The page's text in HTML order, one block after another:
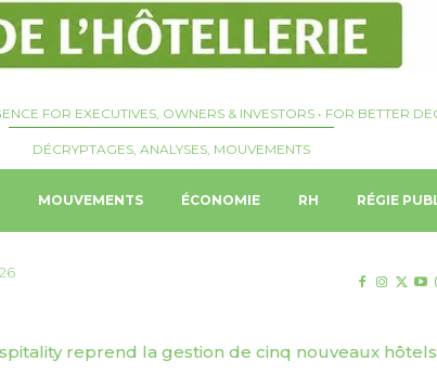
FOR EXECUTIVES, OWNERS & INVESTORS • FOR BETTER
DÉCRYPTAGES, ANALYSES, MOUVEMENTS
MOUVEMENTS ÉCONOMIE RH RÉGIE
reprend la gestion de cinq nouveaux hôtels
& Congrès dévoile sa stratégie de